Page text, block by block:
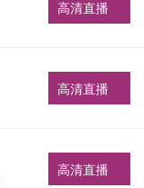
高清直播
高清直播
高清直播